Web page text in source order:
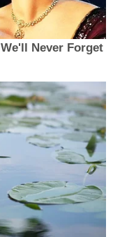
Never Forget